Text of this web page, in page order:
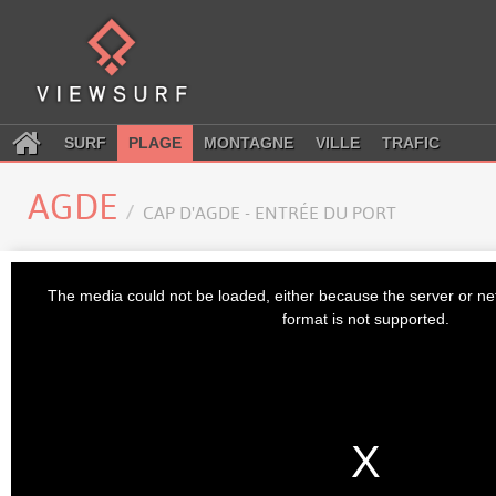
SURF PLAGE MONTAGNE VILLE TRAFIC
AGDE CAP D'AGDE - ENTRÉE DU PORT
The media could not be loaded, either because the server or
format is not supported.